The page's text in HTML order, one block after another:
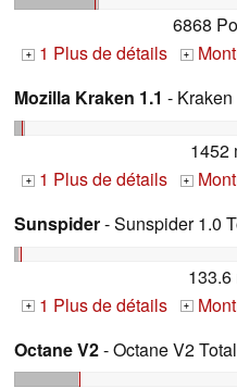
6868
+ 1 Plus de détails +
Mozilla Kraken 1.1 -
1452
+ 1 Plus de détails +
Sunspider- Sunspider 1.0
133.6
+ 1 Plus de détails +
Octane V2- Octane V2